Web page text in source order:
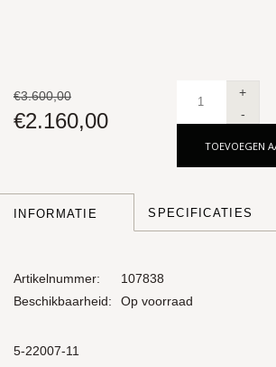
€3.600,00
€2.160,00
+
-
TOEVOEGEN
INFORMATIE SPECIFICATIES
Artikelnummer:
107838
Beschikbaarheid:
Op voorraad
5-22007-11